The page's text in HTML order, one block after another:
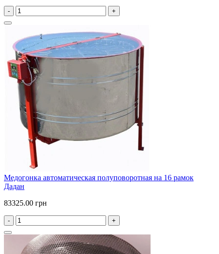
- +
Медогонка автоматическая полуповоротная на 16 рамок
Дадан
83325.00 грн
- +